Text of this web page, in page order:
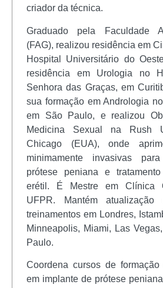
criador da técnica.
Graduado pela Faculdade
(FAG), realizou residência em
Hospital Universitário do
residência em Urologia no
Senhora das Graças, em
sua formação em Andrologia
em São Paulo, e realizou
Medicina Sexual na Rush
Chicago (EUA), onde
minimamente invasivas
prótese peniana e
erétil. É Mestre em Clínica
UFPR. Mantém atualização
treinamentos em Londres,
Minneapolis, Miami, Las
Paulo.
Coordena cursos de
em implante de prótese